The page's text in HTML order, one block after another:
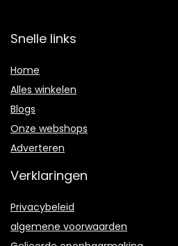
Snelle links
Home
Alles winkelen
Blogs
Onze webshops
Adverteren
Verklaringen
Privacybeleid
algemene voorwaarden